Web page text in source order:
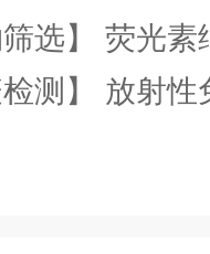
筛选】 荧光
检测】 放射